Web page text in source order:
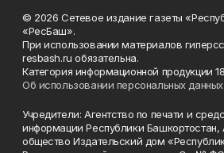
© 2026 Сетевое издание газеты
«РесБаш».
При использовании материалов
resbash.ru обязательна.
Категория информационной продукции
Об использовании персональных данных
Учредители: Агентство по печати и
информации Республики Башкортостан,
общество Издательский дом